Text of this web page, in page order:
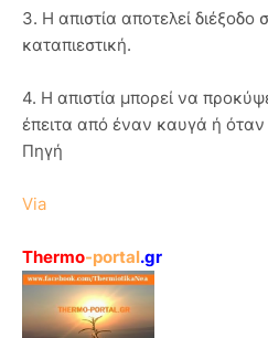
3. Η απιστία αποτελεί
καταπιεστική.
4. Η απιστία μπορεί να
έπειτα από έναν καυγά ή όταν
Πηγή
Via
Thermo-portal.gr